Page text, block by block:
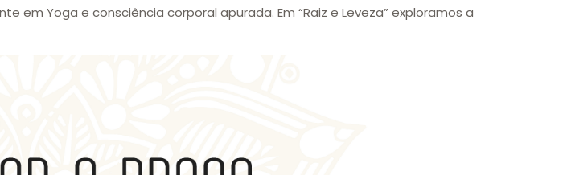
em Yoga e consciência corporal apurada. Em “Raiz e Leveza” exploramos a